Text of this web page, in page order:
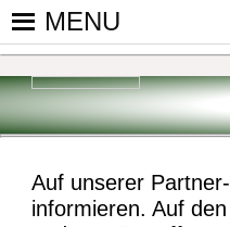
Skip
ist der bundesweite
Tischtennis –
MENU
Auf unserer
informieren. Auf